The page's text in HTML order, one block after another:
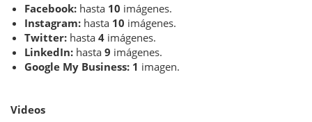
Facebook: hasta 10 imágenes.
Instagram: hasta 10 imágenes.
Twitter: hasta 4 imágenes.
LinkedIn: hasta 9 imágenes.
Google My Business: 1 imagen.
Videos